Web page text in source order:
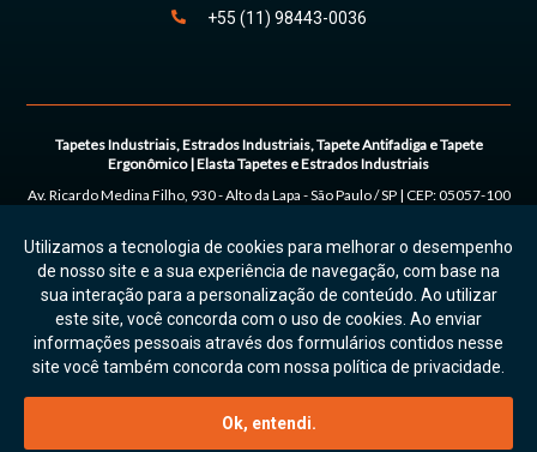
+55 (11) 98443-0036
Tapetes Industriais, Estrados Industriais, Tapete Antifadiga e Tapete
Ergonômico | Elasta Tapetes e Estrados Industriais
Av. Ricardo Medina Filho, 930 - Alto da Lapa -São Paulo/SP| CEP:05057-100
© 2026. Todos os direitos reservados. On Prime. Política de Privacidade e
Uso de Cookies
Utilizamos a tecnologia de cookies para melhorar o desempenho
de nosso site e a sua experiência de navegação, com base na
sua interação para a personalização de conteúdo. Ao utilizar
este site, você concorda com o uso de cookies. Ao enviar
informações pessoais através dos formulários contidos nesse
site você também concorda com nossa política de privacidade.
Ok, entendi.